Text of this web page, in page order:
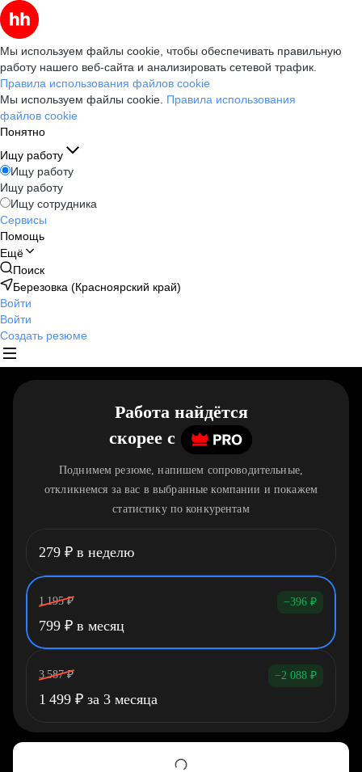
Мы используем файлы cookie, чтобы обеспечивать правильную
работу нашего веб-сайта и анализировать сетевой трафик.
Правила использования файлов cookie
Мы используем файлы cookie. Правила использования
файлов cookie
Понятно
Ищу работу
Ищу работу
Ищу работу
Ищу сотрудника
Сервисы
Помощь
Ещё
Поиск
Березовка (Красноярский край)
Войти
Войти
Создать резюме
Работа найдётся
скорее c
Поднимем резюме, напишем сопроводительные,
откликнемся за вас в выбранные компании и покажем
статистику по конкурентам
279 ₽ в неделю
1 195 ₽ −396 ₽
799 ₽ в месяц
3 587 ₽ −2 088 ₽
1 499 ₽ за 3 месяца